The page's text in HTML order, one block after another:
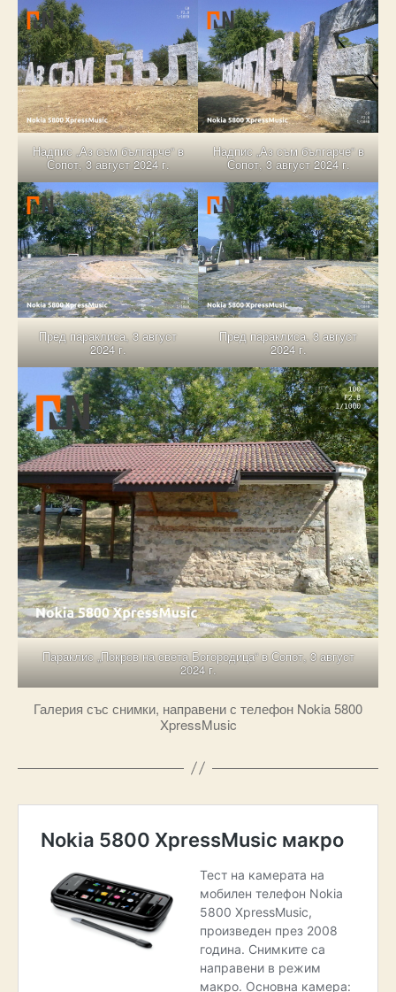
Надпис „Аз съм българче“ в
Сопот, 3 август 2024 г.
Надпис „Аз съм българче“ в
Сопот, 3 август 2024 г.
Пред параклиса, 3 август
2024 г.
Пред параклиса, 3 август
2024 г.
Параклис „Покров на света Богородица“ в Сопот, 3 август
2024 г.
Галерия със снимки, направени с телефон Nokia 5800
XpressMusic